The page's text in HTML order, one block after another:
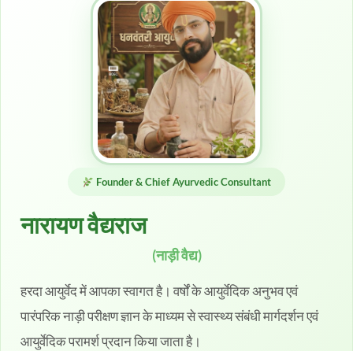
Founder & Chief Ayurvedic Consultant
नारायण वैद्यराज
(नाड़ी वैद्य)
हरदा आयुर्वेद में आपका स्वागत है। वर्षों के आयुर्वेदिक अनुभव एवं
पारंपरिक नाड़ी परीक्षण ज्ञान के माध्यम से स्वास्थ्य संबंधी मार्गदर्शन एवं
आयुर्वेदिक परामर्श प्रदान किया जाता है।